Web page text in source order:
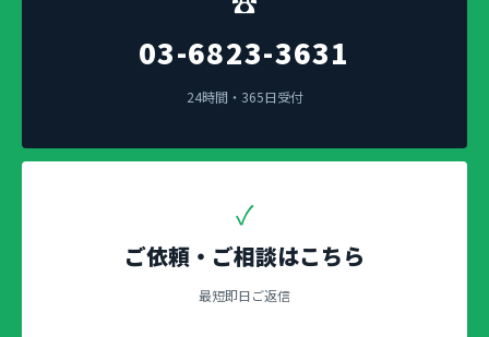
03-6823-3631
24時間・365日受付
✓
ご依頼・ご相談はこちら
最短即日ご返信